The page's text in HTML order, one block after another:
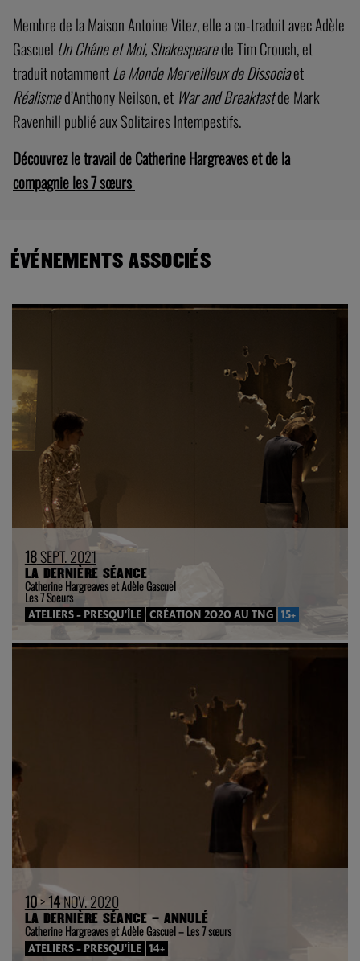
Membre de la Maison Antoine Vitez, elle a co-traduit avec Adèle
Gascuel Un Chêne et Moi, Shakespearede Tim Crouch, et
traduit notammentLe Monde Merveilleux de Dissociaet
Réalismed’Anthony Neilson, et War and Breakfastde Mark
Ravenhill publié aux Solitaires Intempestifs.
Découvrez le travail de Catherine Hargreaves et de la
compagnie les 7 sœurs
ÉVÉNEMENTS ASSOCIÉS
18SEPT. 2021
LA DERNIÈRE SÉANCE
Catherine Hargreaves et Adèle Gascuel
Les 7 Soeurs
ATELIERS - PRESQU'ÎLE CRÉATION 2020 AU TNG 15+
10>14NOV. 2020
LA DERNIÈRE SÉANCE – ANNULÉ
Catherine Hargreaves et Adèle Gascuel – Les 7 sœurs
ATELIERS - PRESQU'ÎLE 14+